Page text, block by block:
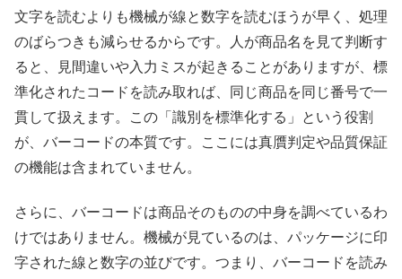
文字を読むよりも機械が線と数字を読むほうが早く、処理
のばらつきも減らせるからです。人が商品名を見て判断す
ると、見間違いや入力ミスが起きることがありますが、標
準化されたコードを読み取れば、同じ商品を同じ番号で一
貫して扱えます。この「識別を標準化する」という役割
が、バーコードの本質です。ここには真贋判定や品質保証
の機能は含まれていません。
さらに、バーコードは商品そのものの中身を調べているわ
けではありません。機械が見ているのは、パッケージに印
字された線と数字の並びです。つまり、バーコードを読み